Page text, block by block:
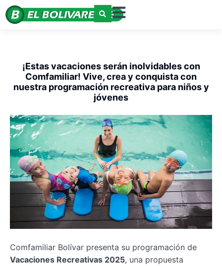
¡Estas vacaciones serán inolvidables con
Comfamiliar! Vive, crea y conquista con
nuestra programación recreativa para niños y
jóvenes
Comfamiliar Bolívar presenta su programación de
Vacaciones Recreativas 2025, una propuesta